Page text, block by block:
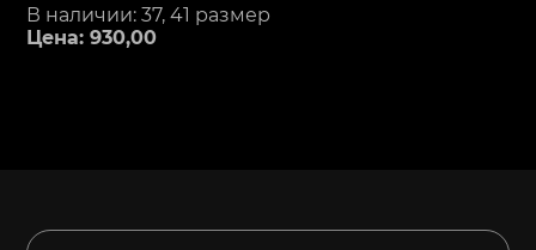
В наличии: 37, 41 размер
Цена: 930,00